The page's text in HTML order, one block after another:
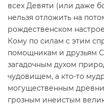
всех Девяти (или даже
нельзя отложить на
рождественском
Кому по силам с этим
помощникам и друзьям
загадочным духом
чудовищем, а кто-то
могущественным
грозным инеистым